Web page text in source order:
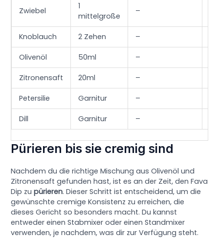
Zwiebel
1
mittelgroße
–
Knoblauch 2 Zehen –
Olivenöl 50ml –
Zitronensaft 20ml –
Petersilie Garnitur –
Dill Garnitur –
Pürieren bis sie cremig sind
Nachdem du die richtige Mischung aus Olivenöl und
Zitronensaft gefunden hast, ist es an der Zeit, den Fava
Dip zupürieren. Dieser Schritt ist entscheidend, um die
gewünschte cremige Konsistenz zu erreichen, die
dieses Gericht so besonders macht. Du kannst
entweder einen Stabmixer oder einen Standmixer
verwenden, je nachdem, was dir zur Verfügung steht.